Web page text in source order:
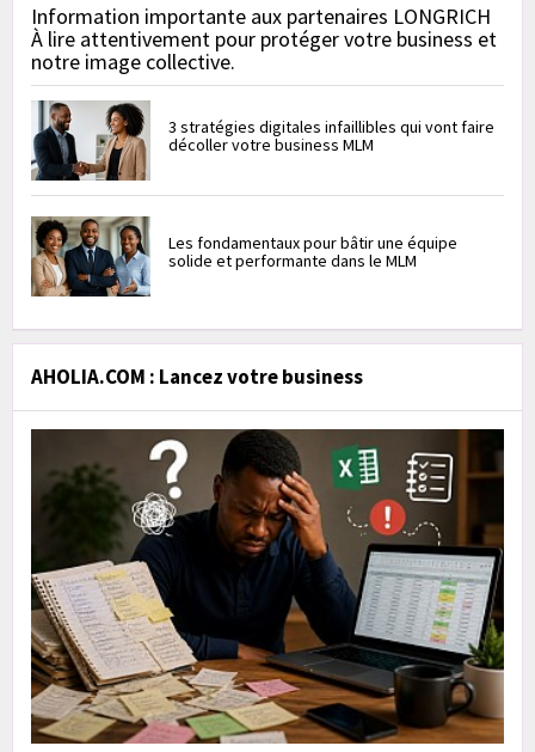
Information importante aux partenaires LONGRICH
À lire attentivement pour protéger votre business et
notre image collective.
3 stratégies digitales infaillibles qui vont faire
décoller votre business MLM
Les fondamentaux pour bâtir une équipe
solide et performante dans le MLM
AHOLIA.COM : Lancez votre business